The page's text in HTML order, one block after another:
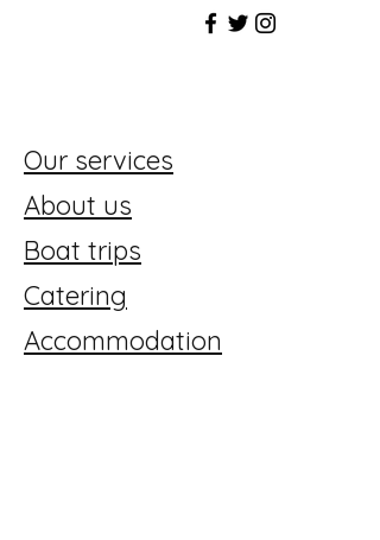
Our services
About us
Boat trips
Catering
Accommodation